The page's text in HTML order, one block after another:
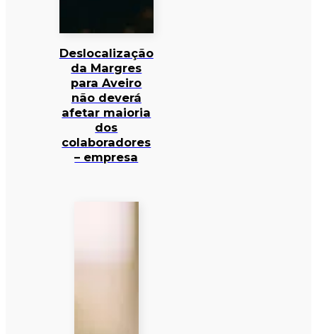
Deslocalização
da Margres
para Aveiro
não deverá
afetar maioria
dos
colaboradores
– empresa